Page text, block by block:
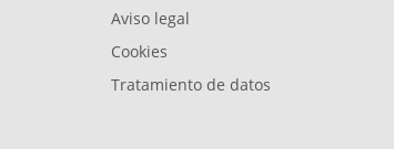
Aviso legal
Cookies
Tratamiento de datos